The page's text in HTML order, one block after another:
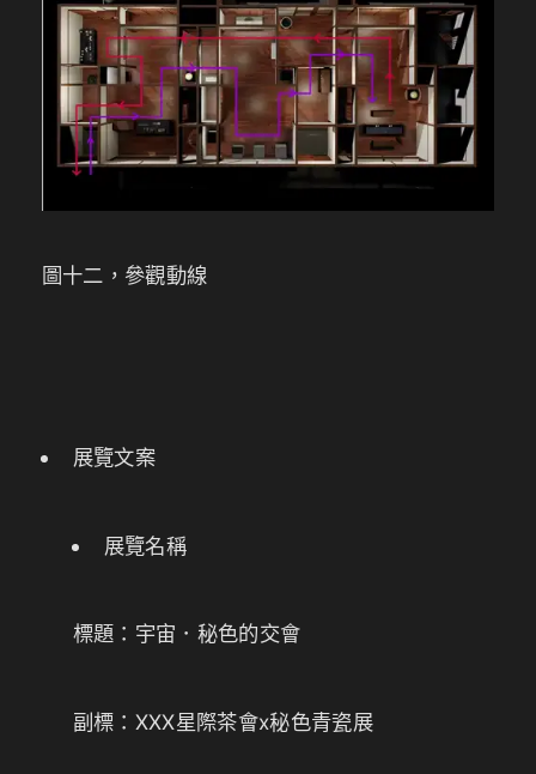
圖十二，參觀動線
展覽文案
展覽名稱
標題：宇宙．秘色的交會
副標：XXX星際茶會x秘色青瓷展